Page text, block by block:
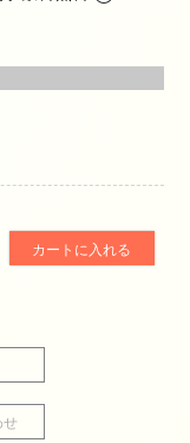
カートに入れる